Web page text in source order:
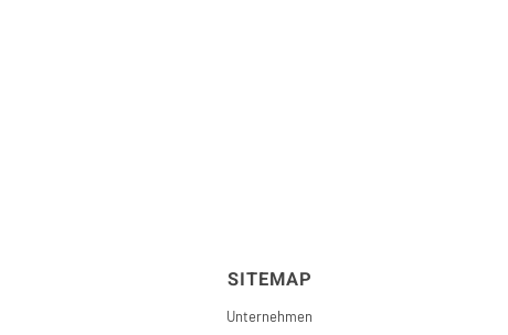
SITEMAP
Unternehmen